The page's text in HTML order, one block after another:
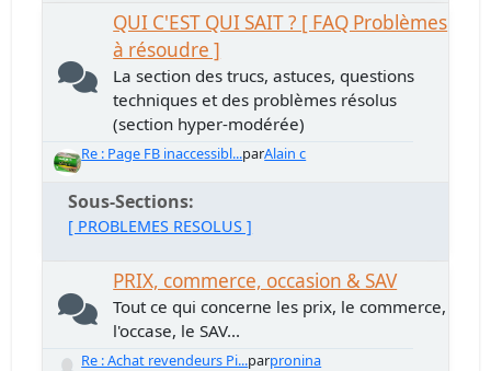
QUI C'EST QUI SAIT ? [ FAQ Problèmes
à résoudre ]
La section des trucs, astuces, questions
techniques et des problèmes résolus
(section hyper-modérée)
Re : Page FB inaccessibl...parAlain c
Sous-Sections
[ PROBLEMES RESOLUS ]
PRIX, commerce, occasion & SAV
Tout ce qui concerne les prix, le commerce,
l'occase, le SAV...
Re : Achat revendeurs Pi...parpronina